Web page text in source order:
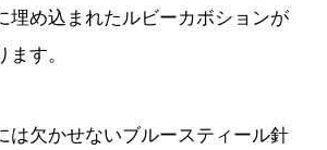
埋め込まれたルビーカボションが
す。
は欠かせないブルースティール針